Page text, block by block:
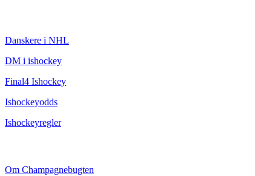
Danskere i NHL
DM i ishockey
Final4 Ishockey
Ishockeyodds
Ishockeyregler
Om Champagnebugten